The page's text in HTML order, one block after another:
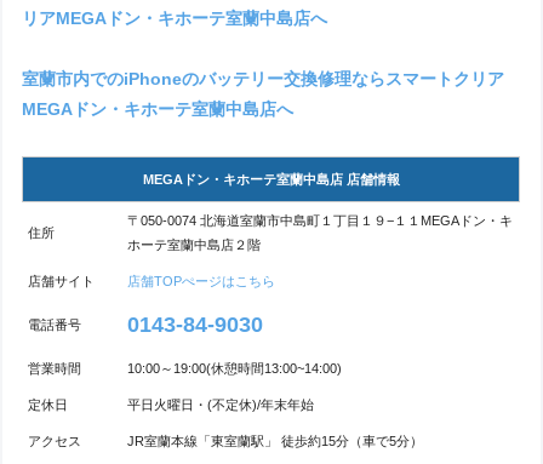
リアMEGAドン・キホーテ室蘭中島店へ
室蘭市内でのiPhoneのバッテリー交換修理ならスマートクリア
MEGAドン・キホーテ室蘭中島店へ
MEGAドン・キホーテ室蘭中島店 店舗情報
住所
〒050-0074 北海道室蘭市中島町１丁目１９−１１MEGAドン・キ
ホーテ室蘭中島店２階
店舗サイト 店舗TOPぺージはこちら
電話番号 0143-84-9030
営業時間 10:00～19:00(休憩時間13:00~14:00)
定休日 平日火曜日・(不定休)/年末年始
アクセス JR室蘭本線「東室蘭駅」 徒歩約15分（車で5分）